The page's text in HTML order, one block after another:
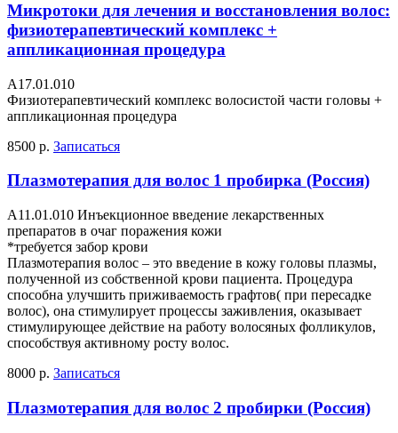
Микротоки для лечения и восстановления волос:
физиотерапевтический комплекс +
аппликационная процедура
А17.01.010
Физиотерапевтический комплекс волосистой части головы +
аппликационная процедура
8500 р. Записаться
Плазмотерапия для волос 1 пробирка (Россия)
А11.01.010 Инъекционное введение лекарственных
препаратов в очаг поражения кожи
*требуется забор крови
Плазмотерапия волос – это введение в кожу головы плазмы,
полученной из собственной крови пациента. Процедура
способна улучшить приживаемость графтов( при пересадке
волос), она стимулирует процессы заживления, оказывает
стимулирующее действие на работу волосяных фолликулов,
способствуя активному росту волос.
8000 р. Записаться
Плазмотерапия для волос 2 пробирки (Россия)